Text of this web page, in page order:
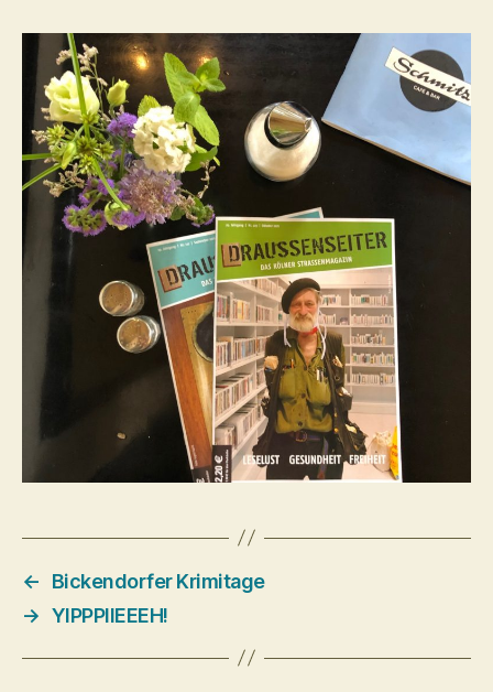
←
Bickendorfer Krimitage
→ YIPPPIIEEEH!